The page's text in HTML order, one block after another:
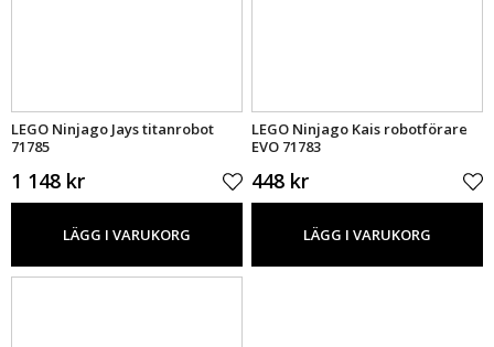
LEGO Ninjago Jays titanrobot
71785
1 148 kr
LÄGG I VARUKORG
LEGO Ninjago Kais robotförare
EVO 71783
448 kr
LÄGG I VARUKORG